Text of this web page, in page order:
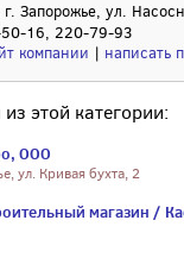
Запорожье, ул.
16, 220-79-93
компании | написать
этой категории:
ООО
ул. Кривая бухта, 2
магазин /